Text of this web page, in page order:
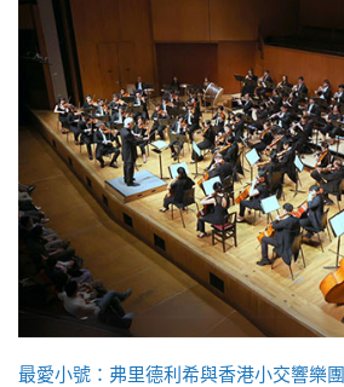
最愛小號：弗里德利希與香港小交響樂團